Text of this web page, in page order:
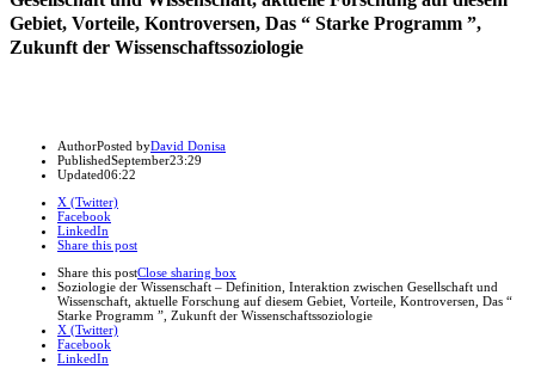
Gebiet, Vorteile, Kontroversen, Das “ Starke Programm ”,
Zukunft der Wissenschaftssoziologie
AuthorPosted byDavid Donisa
PublishedSeptember23:29
Updated06:22
X (Twitter)
Facebook
LinkedIn
Share this post
Share this postClose sharing box
Soziologie der Wissenschaft – Definition, Interaktion zwischen Gesellschaft und
Wissenschaft, aktuelle Forschung auf diesem Gebiet, Vorteile, Kontroversen, Das “
Starke Programm ”, Zukunft der Wissenschaftssoziologie
X (Twitter)
Facebook
LinkedIn